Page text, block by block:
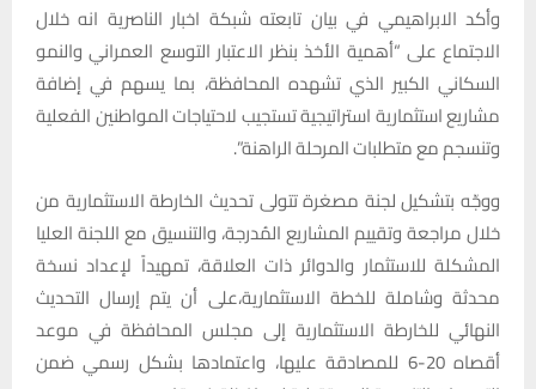
وأكد الابراهيمي في بيان تابعته شبكة اخبار الناصرية انه خلال
الاجتماع على “أهمية الأخذ بنظر الاعتبار التوسع العمراني والنمو
السكاني الكبير الذي تشهده المحافظة، بما يسهم في إضافة
مشاريع استثمارية استراتيجية تستجيب لاحتياجات المواطنين الفعلية
وتنسجم مع متطلبات المرحلة الراهنة”.
ووجّه بتشكيل لجنة مصغرة تتولى تحديث الخارطة الاستثمارية من
خلال مراجعة وتقييم المشاريع المُدرجة، والتنسيق مع اللجنة العليا
المشكلة للاستثمار والدوائر ذات العلاقة، تمهيداً لإعداد نسخة
محدثة وشاملة للخطة الاستثمارية،على أن يتم إرسال التحديث
النهائي للخارطة الاستثمارية إلى مجلس المحافظة في موعد
أقصاه 20-6 للمصادقة عليها، واعتمادها بشكل رسمي ضمن